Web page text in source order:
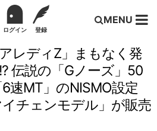
ログイン 登録
MENU
レディZ」まもなく発
伝説の「Gノーズ」50
速MT」のNISMO設定
チェンモデル」が販売